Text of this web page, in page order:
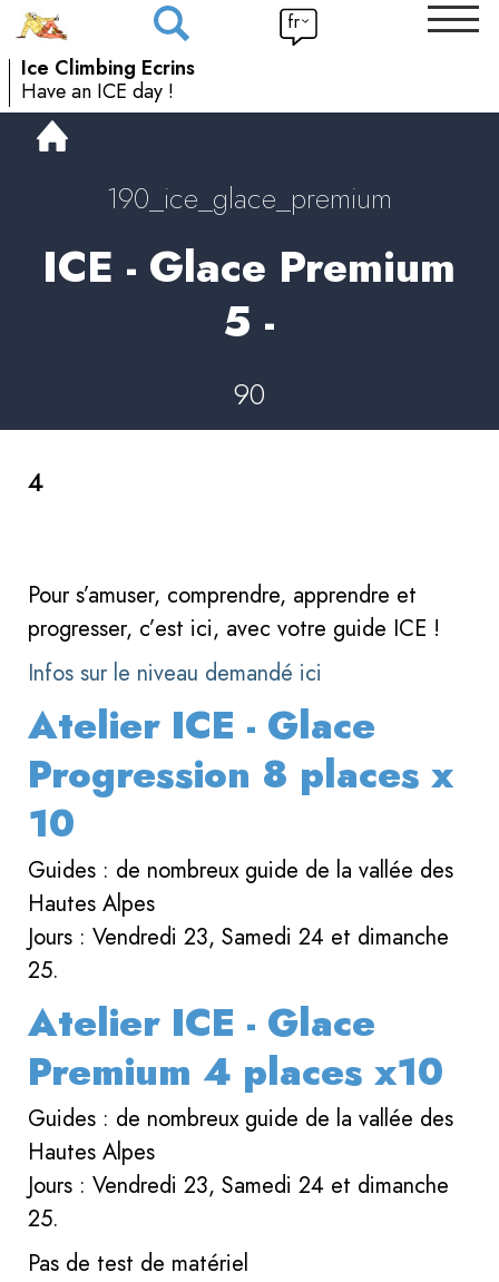
Ice Climbing Ecrins
Have an ICE day !
fr
190_ice_glace_premium
ICE - Glace Premium
5 -
90
4
Pour s’amuser, comprendre, apprendre et
progresser, c’est ici, avec votre guide ICE !
Infos sur le niveau demandé ici
Atelier ICE - Glace
Progression 8 places x
10
Guides : de nombreux guide de la vallée des
Hautes Alpes
Jours : Vendredi 23, Samedi 24 et dimanche
25.
Atelier ICE - Glace
Premium 4 places x10
Guides : de nombreux guide de la vallée des
Hautes Alpes
Jours : Vendredi 23, Samedi 24 et dimanche
25.
Pas de test de matériel